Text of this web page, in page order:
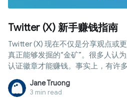
Twitter (X) 新手赚钱指南
Twitter (X) 现在不仅是分享观点或
真正能够发掘的“金矿”。很多人认
认证徽章才能赚钱。事实上，有许
赚钱，即便账号粉丝不多，也能通
每月收入。本文将为您提供全面视
体参与条件，以及账号优化秘诀和
Jane Truong
3 min read